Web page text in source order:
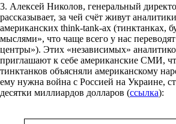
3. Алексей Николов, генеральный
рассказывает, за чей счёт живут
американских think-tank-ах (тинктанках,
мыслями», что чаще всего у нас
центры»). Этих «независимых»
приглашают к себе американские СМИ,
тинктанков объясняли американскому
ему нужна война с Россией на Украине,
десятки миллиардов долларов (ссылка):